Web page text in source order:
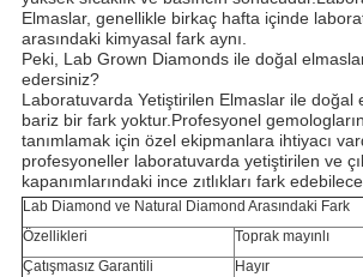
Elmaslar, genellikle birkaç hafta içinde
arasındaki kimyasal fark aynı.
Peki, Lab Grown Diamonds ile doğal
edersiniz?
Laboratuvarda Yetiştirilen Elmaslar ile doğal
bariz bir fark yoktur.Profesyonel
tanımlamak için özel ekipmanlara ihtiyacı
profesyoneller laboratuvarda yetiştirilen ve
kapanımlarındaki ince zıtlıkları fark
Lab Diamond ve Natural Diamond Arasındaki Fark
Özellikleri
Toprak mayınlı
Çatışmasız Garantili
Hayır